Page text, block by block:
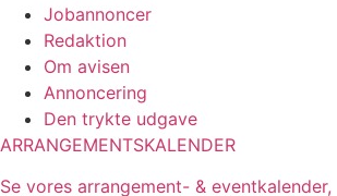
Jobannoncer
Redaktion
Om avisen
Annoncering
Den trykte udgave
ARRANGEMENTSKALENDER
Se vores arrangement- & eventkalender,